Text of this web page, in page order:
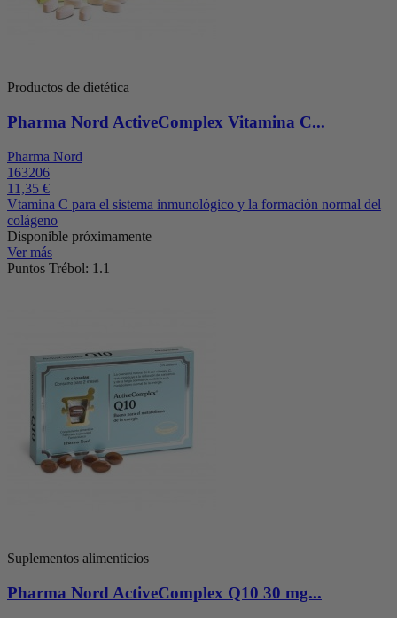
Productos de dietética
Pharma Nord ActiveComplex Vitamina C...
Pharma Nord
163206
11,35 €
Vtamina C para el sistema inmunológico y la formación normal del
colágeno
Disponible próximamente
Ver más
Puntos Trébol: 1.1
Suplementos alimenticios
Pharma Nord ActiveComplex Q10 30 mg...